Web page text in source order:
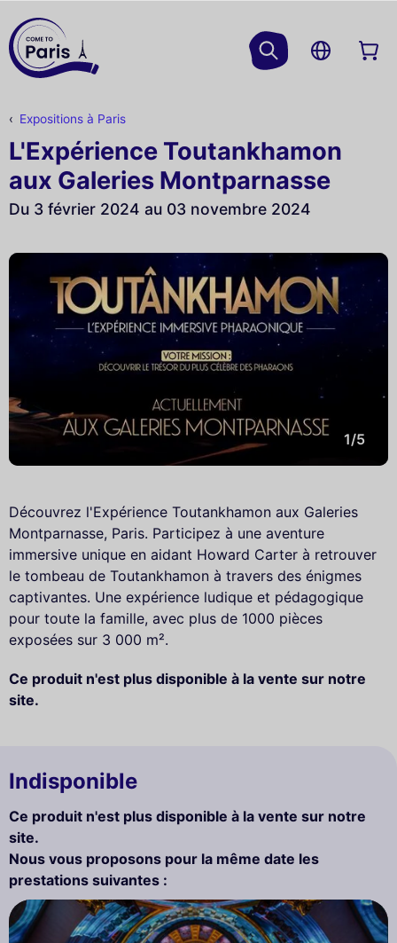
Expositions à Paris
L'Expérience Toutankhamon
aux Galeries Montparnasse
Du 3 février 2024 au 03 novembre 2024
1/5
Découvrez l'Expérience Toutankhamon aux Galeries
Montparnasse, Paris. Participez à une aventure
immersive unique en aidant Howard Carter à retrouver
le tombeau de Toutankhamon à travers des énigmes
captivantes. Une expérience ludique et pédagogique
pour toute la famille, avec plus de 1000 pièces
exposées sur 3 000 m².
Ce produit n'est plus disponible à la vente sur notre
site.
Indisponible
Ce produit n'est plus disponible à la vente sur notre
site.
Nous vous proposons pour la même date les
prestations suivantes :